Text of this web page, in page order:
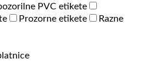
PVC etikete
Prozorne etikete
Razne